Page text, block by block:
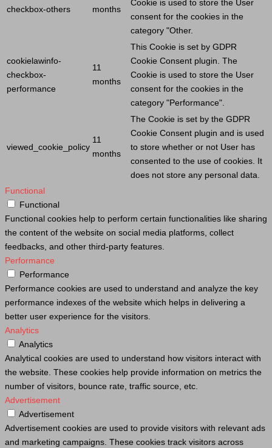
checkbox-others
months
Cookie is used to store the User
consent for the cookies in the
category "Other.
cookielawinfo-
checkbox-
performance
11
months
This Cookie is set by GDPR
Cookie Consent plugin. The
Cookie is used to store the User
consent for the cookies in the
category "Performance".
viewed_cookie_policy
11
months
The Cookie is set by the GDPR
Cookie Consent plugin and is used
to store whether or not User has
consented to the use of cookies. It
does not store any personal data.
Functional
Functional
Functional cookies help to perform certain functionalities like sharing
the content of the website on social media platforms, collect
feedbacks, and other third-party features.
Performance
Performance
Performance cookies are used to understand and analyze the key
performance indexes of the website which helps in delivering a
better user experience for the visitors.
Analytics
Analytics
Analytical cookies are used to understand how visitors interact with
the website. These cookies help provide information on metrics the
number of visitors, bounce rate, traffic source, etc.
Advertisement
Advertisement
Advertisement cookies are used to provide visitors with relevant ads
and marketing campaigns. These cookies track visitors across